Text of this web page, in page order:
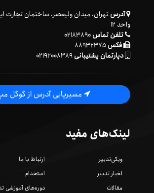
آدرس
واحد ۱۲
تلفن تماس۰۲۱۸۳۸۹۰
فکس۸۸۹۳۲۳۷۵
دپارتمان پشتیبانی۰۲۱۹۲۰۰۸۳۸۹
مسیریابی آدرس از گوگل مپ
لینک‌های مفید
ویکی‌تدبیر
اخبار تدبیر
مقالات
ارتباط با ما
استخدام
دوره‌های آموزشی